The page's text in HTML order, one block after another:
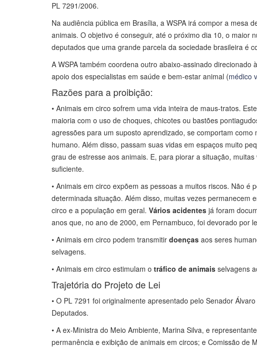
PL 7291/2006.
Na audiência pública em Brasília, a WSPA irá compor a mesa
animais. O objetivo é conseguir, até o próximo dia 10, o
deputados que uma grande parcela da sociedade brasileira é
A WSPA também coordena outro abaixo-assinado
apoio dos especialistas em saúde e bem-estar animal (médico
Razões para a proibição:
• Animais em circo sofrem uma vida inteira de maus-tratos.
maioria com o uso de choques, chicotes ou bastões
agressões para um suposto aprendizado, se comportam
humano. Além disso, passam suas vidas em espaços muito
grau de estresse aos animais. E, para piorar a situação,
suficiente.
• Animais em circo expõem as pessoas a muitos riscos. Não
determinada situação. Além disso, muitas vezes permanecem
circo e a população em geral. Vários acidentes já foram
anos que, no ano de 2000, em Pernambuco, foi devorado por
• Animais em circo podem transmitir doenças aos seres
selvagens.
• Animais em circo estimulam o tráfico de animais selvagens
Trajetória do Projeto de Lei
• O PL 7291 foi originalmente apresentado pelo Senador
Deputados.
• A ex-Ministra do Meio Ambiente, Marina Silva, e
permanência e exibição de animais em circos; e Comissão de